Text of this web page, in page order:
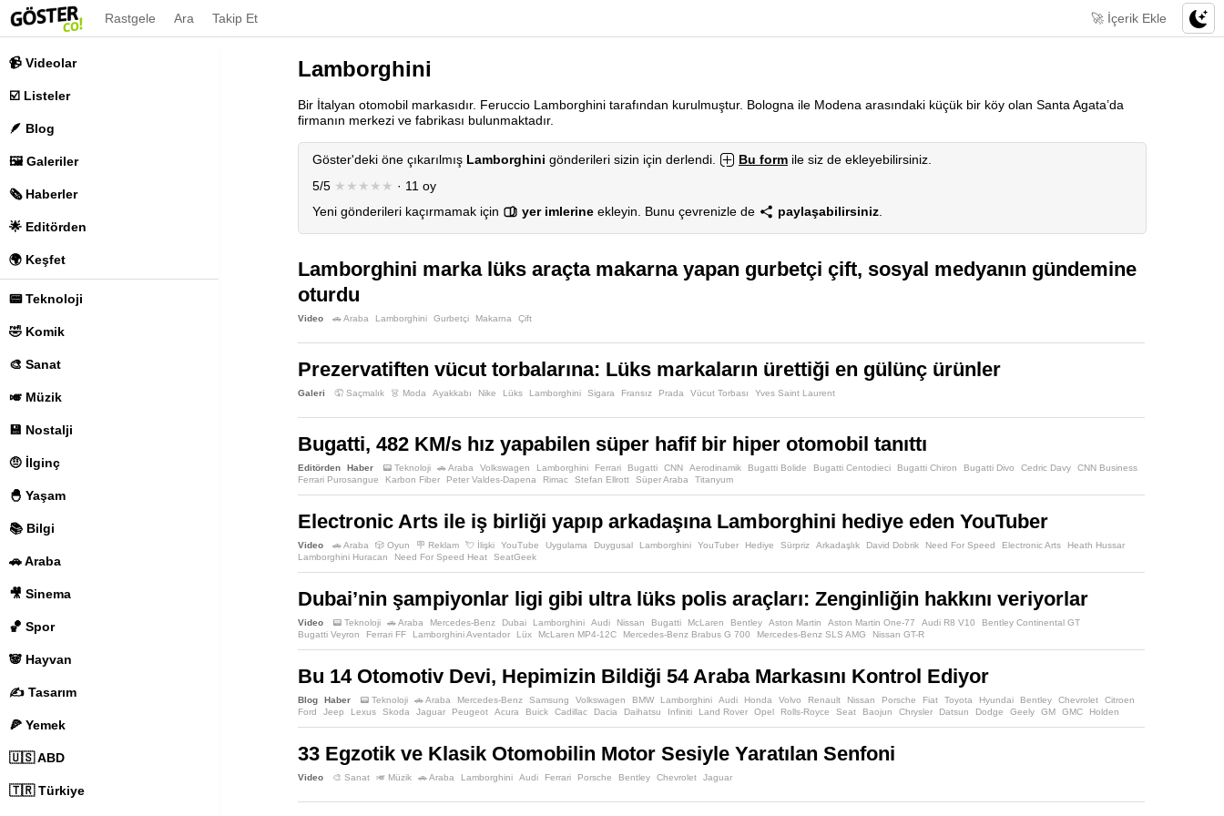
📹 Videolar
☑️ Listeler
🪶 Blog
🖼️ Galeriler
🗞️ Haberler
🌟 Editörden
🌍 Keşfet
📟 Teknoloji
🤣 Komik
🎨 Sanat
🎺 Müzik
💾 Nostalji
🤨 İlginç
🐣 Yaşam
📚 Bilgi
🚗 Araba
🎥 Sinema
🏀 Spor
🐼 Hayvan
✍️ Tasarım
🍕 Yemek
🇺🇸 ABD
🇹🇷 Türkiye
Rastgele Ara Takip Et 🚀 İçerik Ekle
Lamborghini
Bir İtalyan otomobil markasıdır. Feruccio Lamborghini tarafından kurulmuştur. Bologna ile Modena arasındaki küçük bir köy olan Santa Agata’da
firmanın merkezi ve fabrikası bulunmaktadır.
Göster'deki öne çıkarılmış Lamborghini gönderileri sizin için derlendi. Bu form ile siz de ekleyebilirsiniz.
5/5 ★★★★★ · 11 oy
Yeni gönderileri kaçırmamak için
yer imlerine ekleyin. Bunu çevrenizle de paylaşabilirsiniz
Lamborghini marka lüks araçta makarna yapan gurbetçi çift, sosyal medyanın gündemine
oturdu
Video 🚗 Araba Lamborghini Gurbetçi Makarna Çift
Prezervatiften vücut torbalarına: Lüks markaların ürettiği en gülünç ürünler
Galeri 🤦 Saçmalık 👗 Moda Ayakkabı Nike Lüks Lamborghini Sigara Fransız Prada Vücut Torbası Yves Saint Laurent
Bugatti, 482 KM/s hız yapabilen süper hafif bir hiper otomobil tanıttı
Editörden Haber 📟 Teknoloji 🚗 Araba Volkswagen Lamborghini Ferrari Bugatti CNN Aerodinamik Bugatti Bolide Bugatti Centodieci Bugatti Chiron Bugatti Divo Cedric Davy
CNN Business
Ferrari Purosangue
Karbon Fiber Peter Valdes-Dapena Rimac Stefan Ellrott Süper Araba Titanyum
Electronic Arts ile iş birliği yapıp arkadaşına Lamborghini hediye eden YouTuber
Video 🚗 Araba 🎲 Oyun 🪧 Reklam 💘 İlişki YouTube Uygulama Duygusal Lamborghini YouTuber Hediye Sürpriz Arkadaşlık David Dobrik Need For Speed Electronic Arts
Heath Hussar
Lamborghini Huracan
Need For Speed Heat SeatGeek
Dubai’nin şampiyonlar ligi gibi ultra lüks polis araçları: Zenginliğin hakkını veriyorlar
Video 📟 Teknoloji 🚗 Araba Mercedes-Benz Dubai Lamborghini Audi Nissan Bugatti McLaren Bentley Aston Martin Aston Martin One-77 Audi R8 V10
Bentley Continental GT
Bugatti Veyron
Ferrari FF Lamborghini Aventador Lüx McLaren MP4-12C Mercedes-Benz Brabus G 700 Mercedes-Benz SLS AMG Nissan GT-R
Bu 14 Otomotiv Devi, Hepimizin Bildiği 54 Araba Markasını Kontrol Ediyor
Blog Haber 📟 Teknoloji 🚗 Araba Mercedes-Benz Samsung Volkswagen BMW Lamborghini Audi Honda Volvo Renault Nissan Porsche Fiat Toyota Hyundai Bentley Chevrolet
Citroen
Ford
Jeep Lexus Skoda Jaguar Peugeot Acura Buick Cadillac Dacia Daihatsu Infiniti Land Rover Opel Rolls-Royce Seat Baojun Chrysler Datsun Dodge Geely GM GMC
Holden
33 Egzotik ve Klasik Otomobilin Motor Sesiyle Yaratılan Senfoni
Video 🎨 Sanat 🎺 Müzik 🚗 Araba Lamborghini Audi Ferrari Porsche Bentley Chevrolet Jaguar